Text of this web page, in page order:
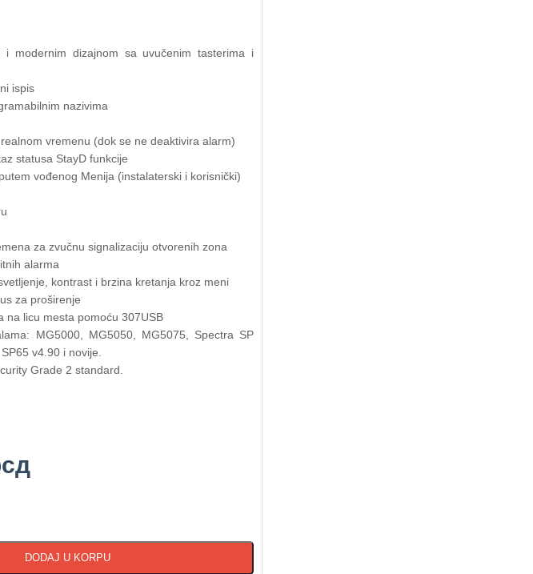
modernim dizajnom sa uvučenim tasterima i
ispis
nazivima
vremenu (dok se ne deaktivira alarm)
statusa StayD funkcije
vođenog Menija (instalaterski i korisnički)
za zvučnu signalizaciju otvorenih zona
alarma
kontrast i brzina kretanja kroz meni
za proširenje
na licu mesta pomoću 307USB
MG5000, MG5050, MG5075, Spectra SP
v4.90 i novije.
Grade 2 standard.
DODAJ U KORPU